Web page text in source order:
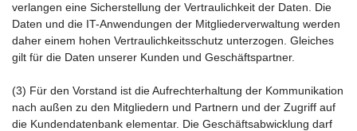
verlangen eine Sicherstellung der Vertraulichkeit der Daten. Die
Daten und die IT-Anwendungen der Mitgliederverwaltung werden
daher einem hohen Vertraulichkeitsschutz unterzogen. Gleiches
gilt für die Daten unserer Kunden und Geschäftspartner.
(3) Für den Vorstand ist die Aufrechterhaltung der Kommunikation
nach außen zu den Mitgliedern und Partnern und der Zugriff auf
die Kundendatenbank elementar. Die Geschäftsabwicklung darf